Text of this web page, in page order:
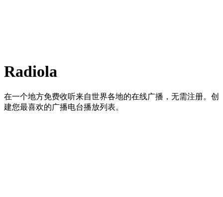
Radiola
在一个地方免费收听来自世界各地的在线广播，无需注册。创
建您最喜欢的广播电台播放列表。